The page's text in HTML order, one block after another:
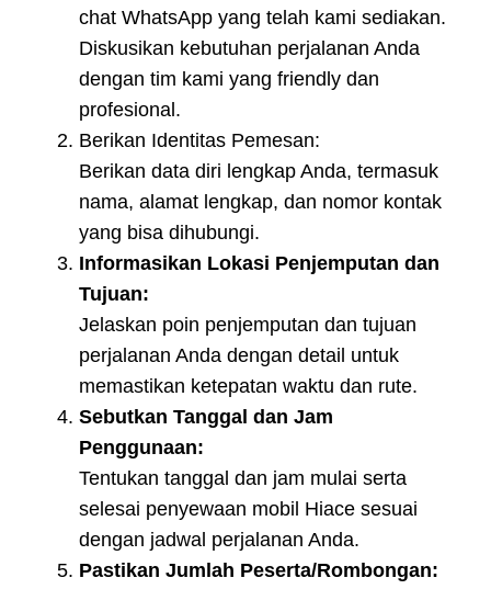
chat WhatsApp yang telah kami sediakan.
Diskusikan kebutuhan perjalanan Anda
dengan tim kami yang friendly dan
profesional.
Berikan Identitas Pemesan:
Berikan data diri lengkap Anda, termasuk
nama, alamat lengkap, dan nomor kontak
yang bisa dihubungi.
Informasikan Lokasi Penjemputan dan
Tujuan:
Jelaskan poin penjemputan dan tujuan
perjalanan Anda dengan detail untuk
memastikan ketepatan waktu dan rute.
Sebutkan Tanggal dan Jam
Penggunaan:
Tentukan tanggal dan jam mulai serta
selesai penyewaan mobil Hiace sesuai
dengan jadwal perjalanan Anda.
Pastikan Jumlah Peserta/Rombongan: